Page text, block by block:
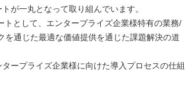
が一丸となって取り組んでいます。
として、エンタープライズ企業様特有の業務/
通じた最適な価値提供を通じた課題解決の道
ープライズ企業様に向けた導入プロセスの仕組